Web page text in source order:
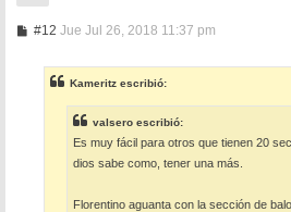
#12M
s
a
Jue Jul 26, 2018 11:37 pm
Kameritz escribió:
valsero escribió:
Es muy fácil para otros que tienen 20
dios sabe como, tener una más.
Florentino aguanta con la sección de